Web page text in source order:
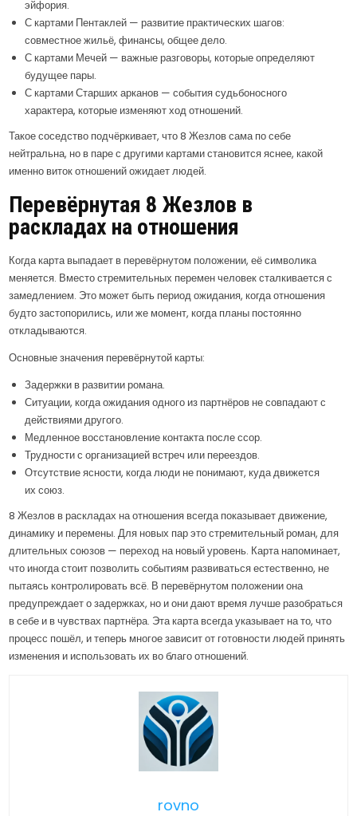
эйфория.
С картами Пентаклей — развитие практических шагов:
совместное жильё, финансы, общее дело.
С картами Мечей — важные разговоры, которые определяют
будущее пары.
С картами Старших арканов — события судьбоносного
характера, которые изменяют ход отношений.
Такое соседство подчёркивает, что 8 Жезлов сама по себе
нейтральна, но в паре с другими картами становится яснее, какой
именно виток отношений ожидает людей.
Перевёрнутая 8 Жезлов в
раскладах на отношения
Когда карта выпадает в перевёрнутом положении, её символика
меняется. Вместо стремительных перемен человек сталкивается с
замедлением. Это может быть период ожидания, когда отношения
будто застопорились, или же момент, когда планы постоянно
откладываются.
Основные значения перевёрнутой карты:
Задержки в развитии романа.
Ситуации, когда ожидания одного из партнёров не совпадают с
действиями другого.
Медленное восстановление контакта после ссор.
Трудности с организацией встреч или переездов.
Отсутствие ясности, когда люди не понимают, куда движется
их союз.
8 Жезлов в раскладах на отношения всегда показывает движение,
динамику и перемены. Для новых пар это стремительный роман, для
длительных союзов — переход на новый уровень. Карта напоминает,
что иногда стоит позволить событиям развиваться естественно, не
пытаясь контролировать всё. В перевёрнутом положении она
предупреждает о задержках, но и они дают время лучше разобраться
в себе и в чувствах партнёра. Эта карта всегда указывает на то, что
процесс пошёл, и теперь многое зависит от готовности людей принять
изменения и использовать их во благо отношений.
rovno